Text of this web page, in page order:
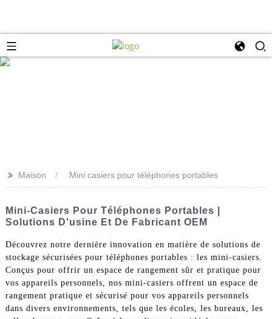
>> Maison Mini casiers pour téléphones portables
Mini-Casiers Pour Téléphones Portables |
Solutions D'usine Et De Fabricant OEM
Découvrez notre dernière innovation en matière de solutions de
stockage sécurisées pour téléphones portables : les mini-casiers.
Conçus pour offrir un espace de rangement sûr et pratique pour
vos appareils personnels, nos mini-casiers offrent un espace de
rangement pratique et sécurisé pour vos appareils personnels
dans divers environnements, tels que les écoles, les bureaux, les